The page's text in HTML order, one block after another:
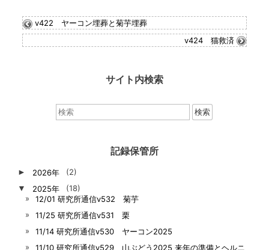
v422 ヤーコン埋葬と菊芋埋葬
v424 猫救済
サイト内検索
索：
記録保管所
► 2026年
(2)
▼
2025年
(18)
12/01 研究所通信v532 菊芋
11/25 研究所通信v531 栗
11/14 研究所通信v530 ヤーコン2025
11/10 研究所通信v529 山ぶどう2025 来年の準備とヘルニ